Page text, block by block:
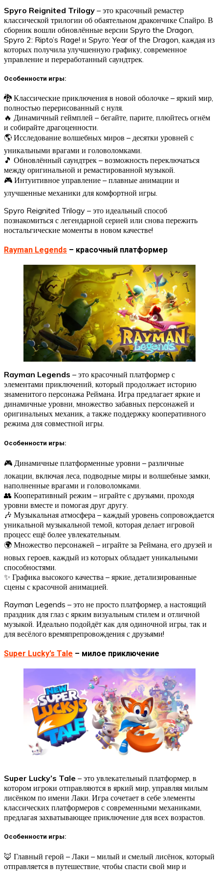
Spyro Reignited Trilogy – это красочный ремастер
классической трилогии об обаятельном дракончике Спайро. В
сборник вошли обновлённые версии Spyro the Dragon,
Spyro 2: Ripto’s Rage! и Spyro: Year of the Dragon, каждая из
которых получила улучшенную графику, современное
управление и переработанный саундтрек.
Особенности игры:
🐉 Классические приключения в новой оболочке – яркий мир,
полностью перерисованный с нуля.
🔥 Динамичный геймплей – бегайте, парите, плюйтесь огнём
и собирайте драгоценности.
🌎 Исследование волшебных миров – десятки уровней с
уникальными врагами и головоломками.
🎵 Обновлённый саундтрек – возможность переключаться
между оригинальной и ремастированной музыкой.
🎮 Интуитивное управление – плавные анимации и
улучшенные механики для комфортной игры.
Spyro Reignited Trilogy – это идеальный способ
познакомиться с легендарной серией или снова пережить
ностальгические моменты в новом качестве!
Rayman Legends – красочный платформер
Rayman Legends – это красочный платформер с
элементами приключений, который продолжает историю
знаменитого персонажа Реймана. Игра предлагает яркие и
динамичные уровни, множество забавных персонажей и
оригинальных механик, а также поддержку кооперативного
режима для совместной игры.
Особенности игры:
🎮 Динамичные платформенные уровни – различные
локации, включая леса, подводные миры и волшебные замки,
наполненные врагами и головоломками.
👥 Кооперативный режим – играйте с друзьями, проходя
уровни вместе и помогая друг другу.
🎶 Музыкальная атмосфера – каждый уровень сопровождается
уникальной музыкальной темой, которая делает игровой
процесс ещё более увлекательным.
🌍 Множество персонажей – играйте за Реймана, его друзей и
новых героев, каждый из которых обладает уникальными
способностями.
✨ Графика высокого качества – яркие, детализированные
сцены с красочной анимацией.
Rayman Legends – это не просто платформер, а настоящий
праздник для глаз с ярким визуальным стилем и отличной
музыкой. Идеально подойдёт как для одиночной игры, так и
для весёлого времяпрепровождения с друзьями!
Super Lucky’s Tale – милое приключение
Super Lucky’s Tale – это увлекательный платформер, в
котором игроки отправляются в яркий мир, управляя милым
лисёнком по имени Лаки. Игра сочетает в себе элементы
классических платформеров с современными механиками,
предлагая захватывающее приключение для всех возрастов.
Особенности игры:
🦊 Главный герой – Лаки – милый и смелый лисёнок, который
отправляется в путешествие, чтобы спасти свой мир и